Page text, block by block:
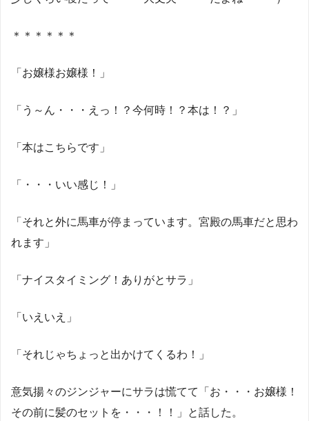
＊＊＊＊＊＊
「お嬢様お嬢様！」
「う～ん・・・えっ！？今何時！？本は！？」
「本はこちらです」
「・・・いい感じ！」
「それと外に馬車が停まっています。宮殿の馬車だと思わ
れます」
「ナイスタイミング！ありがとサラ」
「いえいえ」
「それじゃちょっと出かけてくるわ！」
意気揚々のジンジャーにサラは慌てて「お・・・お嬢様！
その前に髪のセットを・・・！！」と話した。